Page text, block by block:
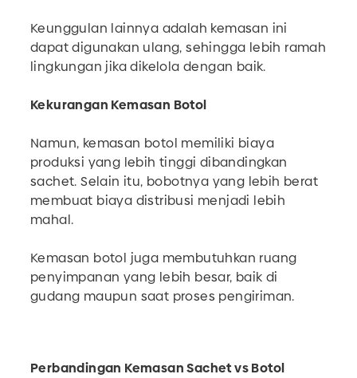
Keunggulan lainnya adalah kemasan ini
dapat digunakan ulang, sehingga lebih ramah
lingkungan jika dikelola dengan baik.
Kekurangan Kemasan Botol
Namun, kemasan botol memiliki biaya
produksi yang lebih tinggi dibandingkan
sachet. Selain itu, bobotnya yang lebih berat
membuat biaya distribusi menjadi lebih
mahal.
Kemasan botol juga membutuhkan ruang
penyimpanan yang lebih besar, baik di
gudang maupun saat proses pengiriman.
Perbandingan Kemasan Sachet vs Botol